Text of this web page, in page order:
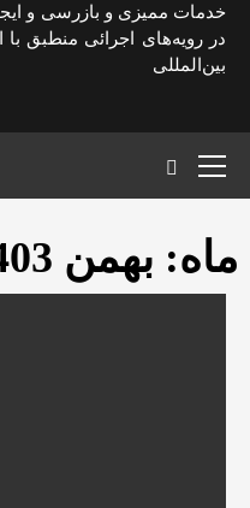
خدمات مميزی و بازرسی و
در رويه‌های اجرائی منطبق با
بين‌المللی
ماه: بهمن 1403